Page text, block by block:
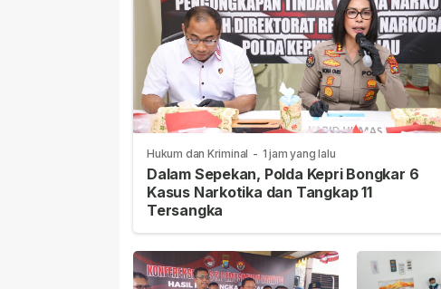
Hukum dan Kriminal - 1 jam yang lalu
Dalam Sepekan, Polda Kepri Bongkar 6
Kasus Narkotika dan Tangkap 11
Tersangka